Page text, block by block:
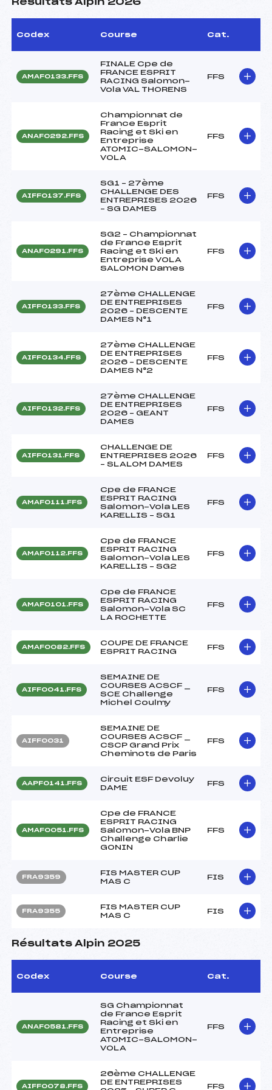
Résultats Alpin 2026
Codex Course Cat.
AMAF0133.FFS
FINALE Cpe de
FRANCE ESPRIT
RACING Salomon-
Vola VAL THORENS
FFS
ANAF0292.FFS
Championnat de
France Esprit
Racing et Ski en
Entreprise
ATOMIC-SALOMON-
VOLA
FFS
AIFF0137.FFS
SG1 – 27ème
CHALLENGE DES
ENTREPRISES 2026
– SG DAMES
FFS
ANAF0291.FFS
SG2 – Championnat
de France Esprit
Racing et Ski en
Entreprise VOLA
SALOMON Dames
FFS
AIFF0133.FFS
27ème CHALLENGE
DE ENTREPRISES
2026 – DESCENTE
DAMES N°1
FFS
AIFF0134.FFS
27ème CHALLENGE
DE ENTREPRISES
2026 – DESCENTE
DAMES N°2
FFS
AIFF0132.FFS
27ème CHALLENGE
DE ENTREPRISES
2026 – GEANT
DAMES
FFS
AIFF0131.FFS
CHALLENGE DE
ENTREPRISES 2026
– SLALOM DAMES
FFS
AMAF0111.FFS
Cpe de FRANCE
ESPRIT RACING
Salomon-Vola LES
KARELLIS – SG1
FFS
AMAF0112.FFS
Cpe de FRANCE
ESPRIT RACING
Salomon-Vola LES
KARELLIS – SG2
FFS
AMAF0101.FFS
Cpe de FRANCE
ESPRIT RACING
Salomon-Vola SC
LA ROCHETTE
FFS
AMAF0082.FFS
COUPE DE FRANCE
ESPRIT RACING
FFS
AIFF0041.FFS
SEMAINE DE
COURSES ACSCF _
SCE Challenge
Michel Coulmy
FFS
AIFF0031
SEMAINE DE
COURSES ACSCF _
CSCP Grand Prix
Cheminots de Paris
FFS
AAPF0141.FFS
Circuit ESF Devoluy
DAME
FFS
AMAF0051.FFS
Cpe de FRANCE
ESPRIT RACING
Salomon-Vola BNP
Challenge Charlie
GONIN
FFS
FRA9359
FIS MASTER CUP
MAS C
FIS
FRA9355
FIS MASTER CUP
MAS C
FIS
Résultats Alpin 2025
Codex Course Cat.
ANAF0581.FFS
SG Championnat
de France Esprit
Racing et Ski en
Entreprise
ATOMIC-SALOMON-
VOLA
FFS
AIFF0078.FFS
26ème CHALLENGE
DE ENTREPRISES
FFS